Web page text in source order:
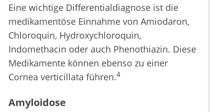
Eine wichtige Differentialdiagnose ist die
medikamentöse Einnahme von Amiodaron,
Chloroquin, Hydroxychloroquin,
Indomethacin oder auch Phenothiazin. Diese
Medikamente können ebenso zu einer
Cornea verticillata führen.4
Amyloidose